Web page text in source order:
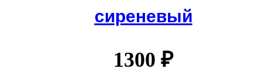
сиреневый
1300 ₽